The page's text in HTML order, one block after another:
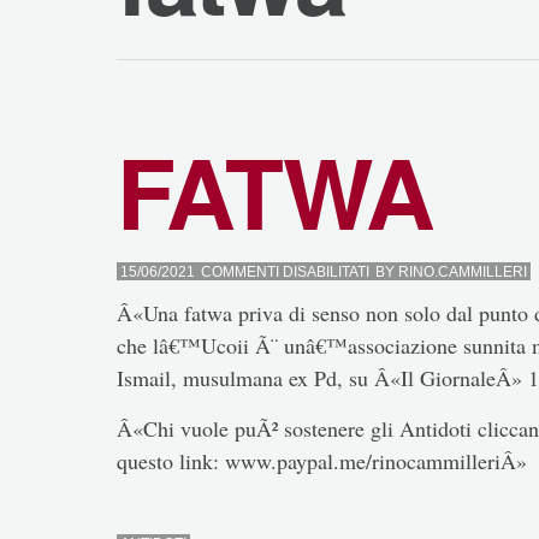
FATWA
15/06/2021 COMMENTI DISABILITATISUBY RINO.CAMMILLERI
Â«Una fatwa priva di senso non solo dal
che lâ€™Ucoii Ã¨ unâ€™associazione sunnita
Ismail, musulmana ex Pd, su Â«Il GiornaleÂ»
Â«Chi vuole puÃ² sostenere gli Antidoti
questo link: www.paypal.me/rinocammilleriÂ»